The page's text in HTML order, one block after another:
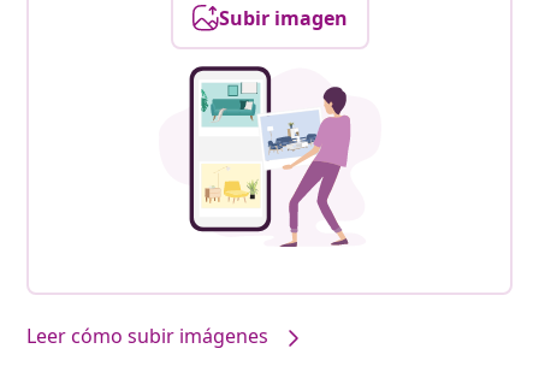
Subir imagen
Leer cómo subir imágenes